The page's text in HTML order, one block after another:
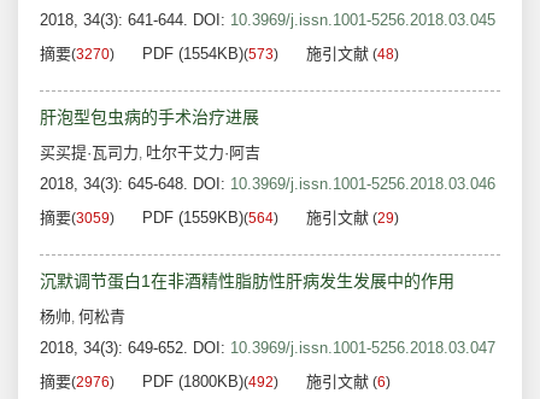
2018, 34(3): 641-644. DOI: 10.3969/j.issn.1001-5256.2018.03.045
摘要(3270) PDF (1554KB)(573) 施引文献 (48)
肝泡型包虫病的手术治疗进展
买买提·瓦司力, 吐尔干艾力·阿吉
2018, 34(3): 645-648. DOI: 10.3969/j.issn.1001-5256.2018.03.046
摘要(3059) PDF (1559KB)(564) 施引文献 (29)
沉默调节蛋白1在非酒精性脂肪性肝病发生发展中的作用
杨帅, 何松青
2018, 34(3): 649-652. DOI: 10.3969/j.issn.1001-5256.2018.03.047
摘要(2976) PDF (1800KB)(492) 施引文献 (6)